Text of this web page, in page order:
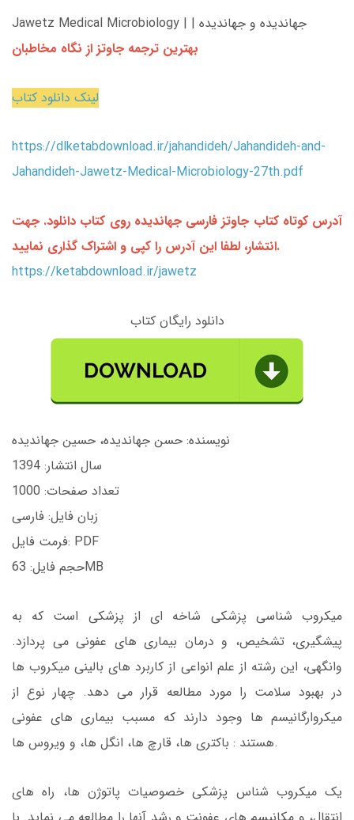
Jawetz Medical Microbiology | جهاندیده و جهاندیده |
بهترین ترجمه جاوتز از نگاه مخاطبان
لینک دانلود کتاب
https://dlketabdownload.ir/jahandideh/Jahandideh-and-
Jahandideh-Jawetz-Medical-Microbiology-27th.pdf
آدرس کوتاه کتاب جاوتز فارسی جهاندیده روی کتاب دانلود. جهت
انتشار، لطفا این آدرس را کپی و اشتراک گذاری نمایید.
https://ketabdownload.ir/jawetz
دانلود رایگان کتاب
نویسنده: حسن جهاندیده، حسین جهاندیده
سال انتشار: 1394
تعداد صفحات: 1000
زبان فایل: فارسی
فرمت فایل: PDF
حجم فایل: 63MB
میکروب شناسی پزشکی شاخه ای از پزشکی است که به
پیشگیری، تشخیص، و درمان بیماری های عفونی می پردازد.
وانگهی، این رشته از علم انواعی از کاربرد های بالینی میکروب ها
در بهبود سلامت را مورد مطالعه قرار می دهد. چهار نوع از
میکروارگانیسم ها وجود دارند که مسبب بیماری های عفونی
هستند : باکتری ها، قارچ ها، انگل ها، و ویروس ها.
یک میکروب شناس پزشکی خصوصیات پاتوژن ها، راه های